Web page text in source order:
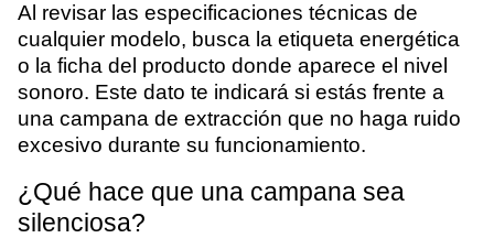
Al revisar las especificaciones técnicas de
cualquier modelo, busca la etiqueta energética
o la ficha del producto donde aparece el nivel
sonoro. Este dato te indicará si estás frente a
una campana de extracción que no haga ruido
excesivo durante su funcionamiento.
¿Qué hace que una campana sea
silenciosa?